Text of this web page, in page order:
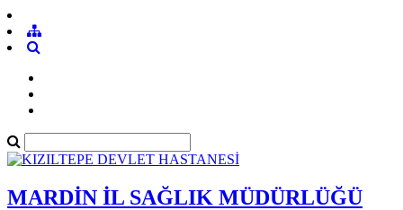
MARDİN İL SAĞLIK MÜDÜRLÜĞÜ